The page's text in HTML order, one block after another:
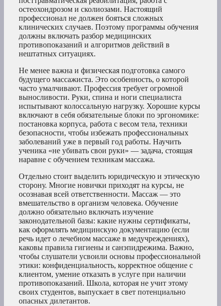
остеохондрозом и сколиозами. Настоящий
профессионал не должен бояться сложных
клинических случаев. Поэтому программы обучения
должны включать разбор медицинских
противопоказаний и алгоритмов действий в
нештатных ситуациях.
Не менее важна и физическая подготовка самого
будущего массажиста. Это особенность, о которой
часто умалчивают. Профессия требует огромной
выносливости. Руки, спина и ноги специалиста
испытывают колоссальную нагрузку. Хорошие курсы
включают в себя обязательные блоки по эргономике:
постановка корпуса, работа с весом тела, техники
безопасности, чтобы избежать профессиональных
заболеваний уже в первый год работы. Научить
ученика «не убивать свои руки» — задача, стоящая
наравне с обучением техникам массажа.
Отдельно стоит выделить юридическую и этическую
сторону. Многие новички приходят на курсы, не
осознавая всей ответственности. Массаж — это
вмешательство в организм человека. Обучение
должно обязательно включать изучение
законодательной базы: какие нужны сертификаты,
как оформлять медицинскую документацию (если
речь идет о лечебном массаже в медучреждениях),
каковы правила гигиены и санэпидрежима. Важно,
чтобы слушатели усвоили основы профессиональной
этики: конфиденциальность, корректное общение с
клиентом, умение отказать в услуге при наличии
противопоказаний. Школа, которая не учит этому
своих студентов, выпускает в свет потенциально
опасных дилетантов.